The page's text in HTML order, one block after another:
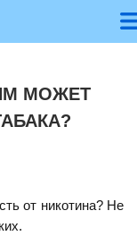
МОЖЕТ
от никотина? Не